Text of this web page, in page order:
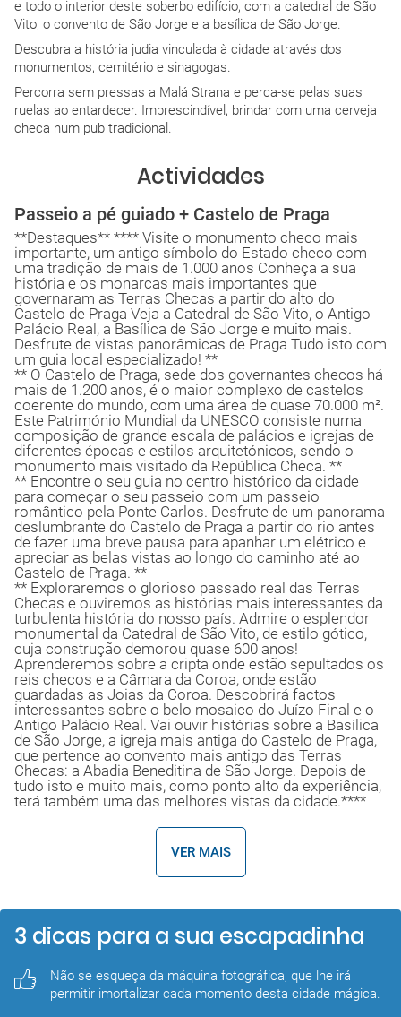
e todo o interior deste soberbo edifício, com a catedral de São
Vito, o convento de São Jorge e a basílica de São Jorge.
Descubra a história judia vinculada à cidade através dos
monumentos, cemitério e sinagogas.
Percorra sem pressas a Malá Strana e perca-se pelas suas
ruelas ao entardecer. Imprescindível, brindar com uma cerveja
checa num pub tradicional.
Actividades
Passeio a pé guiado + Castelo de Praga
**Destaques** **** Visite o monumento checo mais
importante, um antigo símbolo do Estado checo com
uma tradição de mais de 1.000 anos Conheça a sua
história e os monarcas mais importantes que
governaram as Terras Checas a partir do alto do
Castelo de Praga Veja a Catedral de São Vito, o Antigo
Palácio Real, a Basílica de São Jorge e muito mais.
Desfrute de vistas panorâmicas de Praga Tudo isto com
um guia local especializado! **
** O Castelo de Praga, sede dos governantes checos há
mais de 1.200 anos, é o maior complexo de castelos
coerente do mundo, com uma área de quase 70.000 m².
Este Património Mundial da UNESCO consiste numa
composição de grande escala de palácios e igrejas de
diferentes épocas e estilos arquitetónicos, sendo o
monumento mais visitado da República Checa. **
** Encontre o seu guia no centro histórico da cidade
para começar o seu passeio com um passeio
romântico pela Ponte Carlos. Desfrute de um panorama
deslumbrante do Castelo de Praga a partir do rio antes
de fazer uma breve pausa para apanhar um elétrico e
apreciar as belas vistas ao longo do caminho até ao
Castelo de Praga. **
** Exploraremos o glorioso passado real das Terras
Checas e ouviremos as histórias mais interessantes da
turbulenta história do nosso país. Admire o esplendor
monumental da Catedral de São Vito, de estilo gótico,
cuja construção demorou quase 600 anos!
Aprenderemos sobre a cripta onde estão sepultados os
reis checos e a Câmara da Coroa, onde estão
guardadas as Joias da Coroa. Descobrirá factos
interessantes sobre o belo mosaico do Juízo Final e o
Antigo Palácio Real. Vai ouvir histórias sobre a Basílica
de São Jorge, a igreja mais antiga do Castelo de Praga,
que pertence ao convento mais antigo das Terras
Checas: a Abadia Beneditina de São Jorge. Depois de
tudo isto e muito mais, como ponto alto da experiência,
terá também uma das melhores vistas da cidade.****
VER MAIS
3 dicas para a sua escapadinha
Não se esqueça da máquina fotográfica, que lhe irá
permitir imortalizar cada momento desta cidade mágica.